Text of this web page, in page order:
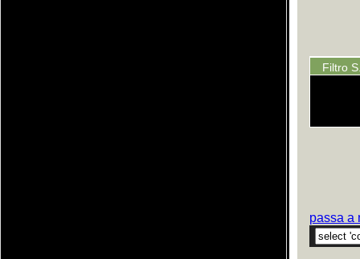
Filtro
passa a